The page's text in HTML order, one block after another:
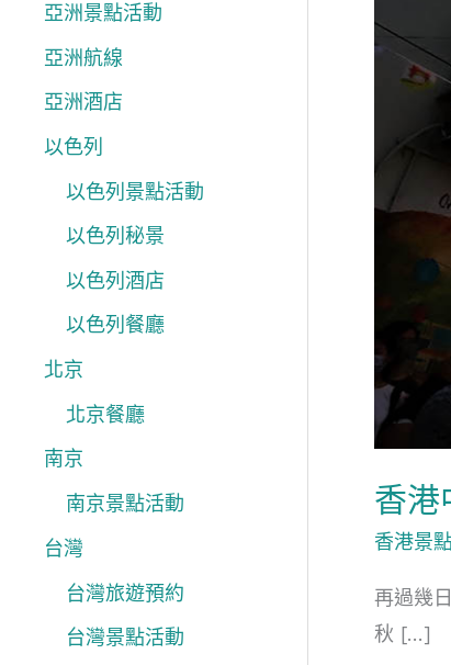
亞洲景點活動
亞洲航線
亞洲酒店
以色列
以色列景點活動
以色列秘景
以色列酒店
以色列餐廳
北京
北京餐廳
南京
南京景點活動
台灣
台灣旅遊預約
台灣景點活動
香港
香港景
再過幾
秋 […]
夜
賞
共
團